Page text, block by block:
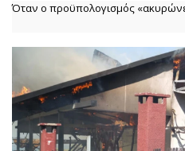
Όταν ο προϋπολογισμός